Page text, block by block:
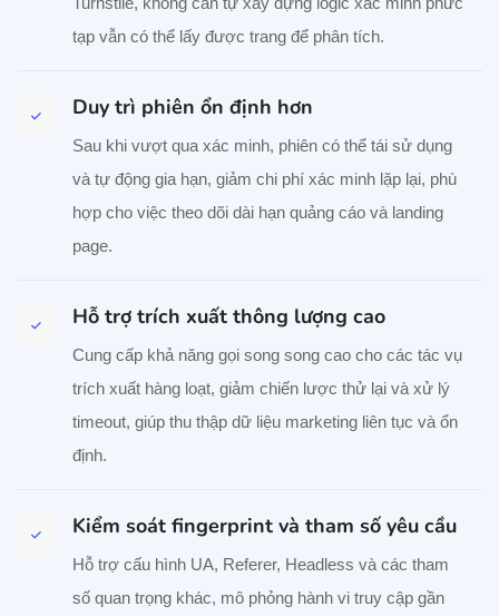
tạp vẫn có thể lấy được trang để phân tích.
Duy trì phiên ổn định hơn
Sau khi vượt qua xác minh, phiên có thể tái sử dụng
và tự động gia hạn, giảm chi phí xác minh lặp lại, phù
hợp cho việc theo dõi dài hạn quảng cáo và landing
page.
Hỗ trợ trích xuất thông lượng cao
Cung cấp khả năng gọi song song cao cho các tác vụ
trích xuất hàng loạt, giảm chiến lược thử lại và xử lý
timeout, giúp thu thập dữ liệu marketing liên tục và ổn
định.
Kiểm soát fingerprint và tham số yêu cầu
Hỗ trợ cấu hình UA, Referer, Headless và các tham
số quan trọng khác, mô phỏng hành vi truy cập gần